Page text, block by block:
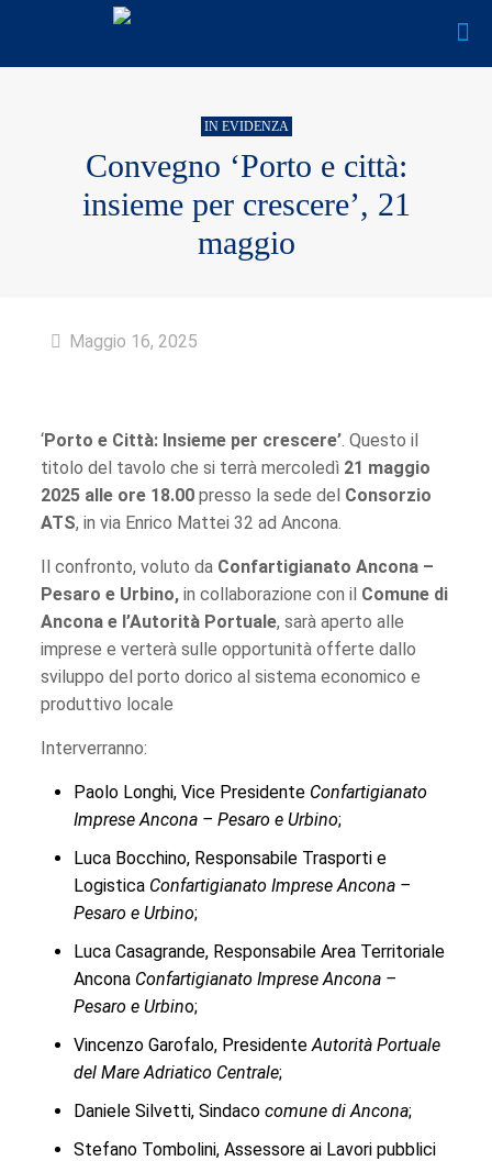
IN EVIDENZA
Convegno ‘Porto e città:
insieme per crescere’, 21
maggio
Maggio 16, 2025
‘Porto e Città: Insieme per crescere’. Questo il
titolo del tavolo che si terrà mercoledì 21 maggio
2025 alle ore 18.00presso la sede del Consorzio
ATS, in via Enrico Mattei 32 ad Ancona.
Il confronto, voluto da Confartigianato Ancona –
Pesaro e Urbino, in collaborazione con il Comune di
Ancona e l’Autorità Portuale, sarà aperto alle
imprese e verterà sulle opportunità offerte dallo
sviluppo del porto dorico al sistema economico e
produttivo locale
Interverranno:
Paolo Longhi, Vice Presidente Confartigianato
Imprese Ancona – Pesaro e Urbino;
Luca Bocchino, Responsabile Trasporti e
Logistica Confartigianato Imprese Ancona –
Pesaro e Urbino;
Luca Casagrande, Responsabile Area Territoriale
AnconaConfartigianato Imprese Ancona –
Pesaro e Urbino;
Vincenzo Garofalo, PresidenteAutorità Portuale
del Mare Adriatico Centrale;
Daniele Silvetti, Sindaco comune di Ancona;
Stefano Tombolini, Assessore ai Lavori pubblici